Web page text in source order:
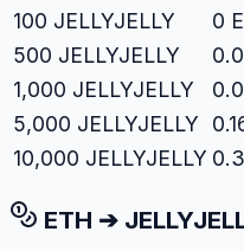
100 JELLYJELLY 0
500 JELLYJELLY
1,000 JELLYJELLY
5,000 JELLYJELLY
10,000 JELLYJELLY
ETH ➔